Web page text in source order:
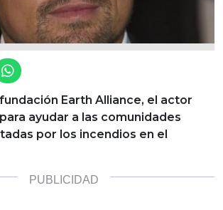
Earth Alliance, el actor
ayudar a las comunidades
por los incendios en el